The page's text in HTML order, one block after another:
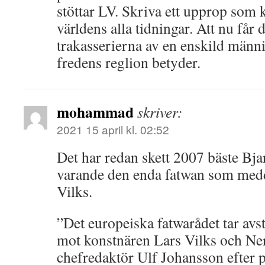
stöttar LV. Skriva ett upprop som
världens alla tidningar. Att nu får
trakasserierna av en enskild
fredens reglion betyder.
mohammadskriver:
2021 15 april kl. 02:52
Det har redan skett 2007 bäste
varande den enda fatwan som
Vilks.
”Det europeiska fatwarådet tar
mot konstnären Lars Vilks och
chefredaktör Ulf Johansson efter